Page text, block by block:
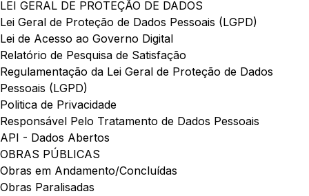
LEI GERAL DE PROTEÇÃO DE DADOS
Lei Geral de Proteção de Dados Pessoais (LGPD)
Lei de Acesso ao Governo Digital
Relatório de Pesquisa de Satisfação
Regulamentação da Lei Geral de Proteção de Dados
Pessoais (LGPD)
Politica de Privacidade
Responsável Pelo Tratamento de Dados Pessoais
API - Dados Abertos
OBRAS PÚBLICAS
Obras em Andamento/Concluídas
Obras Paralisadas